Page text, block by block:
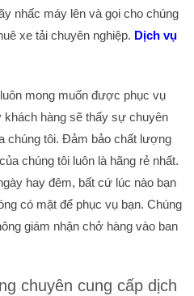
nhấc máy lên và gọi cho chúng
xe tải chuyên nghiệp. Dịch vụ
mong muốn được phục vụ
hàng sẽ thấy sự chuyên
chúng tôi. Đảm bảo chất lượng
chúng tôi luôn là hãng rẻ nhất.
hay đêm, bất cứ lúc nào bạn
có mặt để phục vụ bạn. Chúng
giám nhận chở hàng vào ban
chuyên cung cấp dịch